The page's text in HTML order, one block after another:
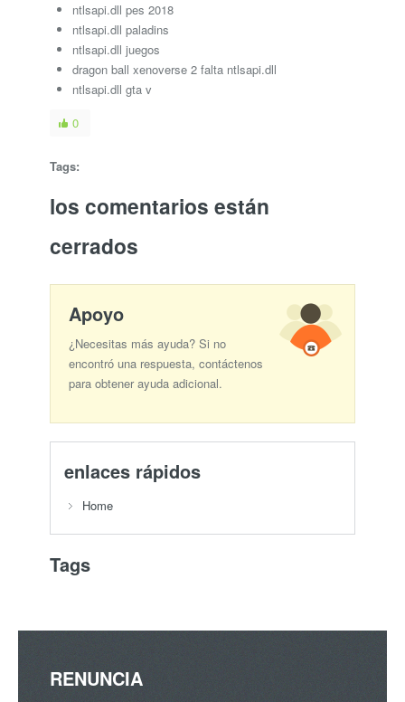
ntlsapi.dll pes 2018
ntlsapi.dll paladins
ntlsapi.dll juegos
dragon ball xenoverse 2 falta ntlsapi.dll
ntlsapi.dll gta v
0
Tags:
los comentarios están
cerrados
Apoyo
¿Necesitas más ayuda? Si no
encontró una respuesta, contáctenos
para obtener ayuda adicional.
enlaces rápidos
Home
Tags
RENUNCIA